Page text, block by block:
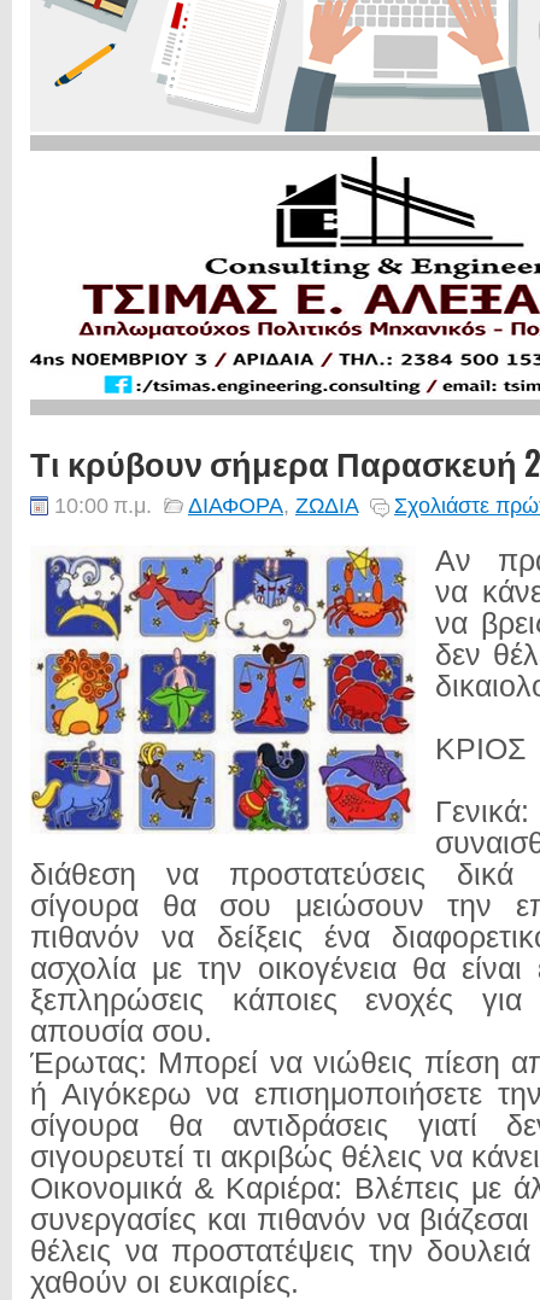
Τι κρύβουν σήμερα Παρασκευή
10:00 π.μ. ΔΙΑΦΟΡΑ, ΖΩΔΙΑ Σχολιάστε
Αν
να
να
δεν
ΚΡΙΟΣ
διάθεση να προστατεύσεις
σίγουρα θα σου μειώσουν την
πιθανόν να δείξεις ένα
ασχολία με την οικογένεια θα
ξεπληρώσεις κάποιες ενοχές
απουσία σου.
Έρωτας: Μπορεί να νιώθεις πίεση
ή Αιγόκερω να επισημοποιήσετε
σίγουρα θα αντιδράσεις γιατί
σιγουρευτεί τι ακριβώς θέλεις να
Οικονομικά & Καριέρα: Βλέπεις με
συνεργασίες και πιθανόν να
θέλεις να προστατέψεις την
χαθούν οι ευκαιρίες.